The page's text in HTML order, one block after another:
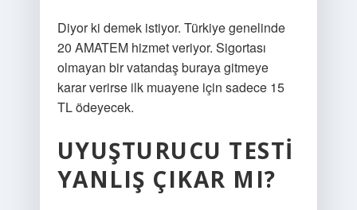
Diyor ki demek istiyor. Türkiye genelinde
20 AMATEM hizmet veriyor. Sigortası
olmayan bir vatandaş buraya gitmeye
karar verirse ilk muayene için sadece 15
TL ödeyecek.
UYUŞTURUCU TESTI
YANLIŞ ÇIKAR MI?